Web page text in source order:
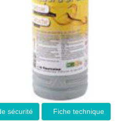
sécurité Fiche technique